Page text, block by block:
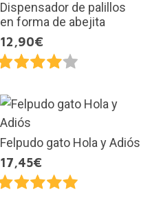
Dispensador de palillos
en forma de abejita
12,90€
Felpudo gato Hola y Adiós
17,45€